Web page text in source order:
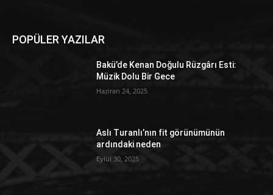
POPÜLER YAZILAR
Bakü’de Kenan Doğulu Rüzgârı Esti:
Müzik Dolu Bir Gece
Haziran 24, 2025
Aslı Turanlı’nın fit görünümünün
ardındaki neden
Eylül 30, 2025